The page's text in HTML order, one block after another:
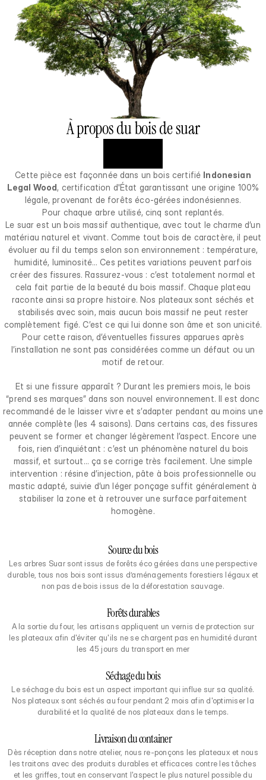
À propos du bois de suar
Cette pièce est façonnée dans un bois certifié Indonesian
Legal Wood, certification d'État garantissant une origine 100%
légale, provenant de forêts éco-gérées indonésiennes.
Pour chaque arbre utilisé, cinq sont replantés.
Le suar est un bois massif authentique, avec tout le charme d’un
matériau naturel et vivant. Comme tout bois de caractère, il peut
évoluer au fil du temps selon son environnement : température,
humidité, luminosité… Ces petites variations peuvent parfois
créer des fissures. Rassurez-vous : c’est totalement normal et
cela fait partie de la beauté du bois massif. Chaque plateau
raconte ainsi sa propre histoire. Nos plateaux sont séchés et
stabilisés avec soin, mais aucun bois massif ne peut rester
complètement figé. C’est ce qui lui donne son âme et son unicité.
Pour cette raison, d’éventuelles fissures apparues après
l’installation ne sont pas considérées comme un défaut ou un
motif de retour.
Et si une fissure apparaît ? Durant les premiers mois, le bois
“prend ses marques” dans son nouvel environnement. Il est donc
recommandé de le laisser vivre et s’adapter pendant au moins une
année complète (les 4 saisons). Dans certains cas, des fissures
peuvent se former et changer légèrement l’aspect. Encore une
fois, rien d’inquiétant : c’est un phénomène naturel du bois
massif, et surtout… ça se corrige très facilement. Une simple
intervention : résine d’injection, pâte à bois professionnelle ou
mastic adapté, suivie d’un léger ponçage suffit généralement à
stabiliser la zone et à retrouver une surface parfaitement
homogène.
Source du bois
Les arbres Suar sont issus de forêts éco gérées dans une perspective
durable, tous nos bois sont issus d’aménagements forestiers légaux et
non pas de bois issus de la déforestation sauvage.
Forêts durables
A la sortie du four, les artisans appliquent un vernis de protection sur
les plateaux afin d'éviter qu'ils ne se chargent pas en humidité durant
les 45 jours du transport en mer
Séchage du bois
Le séchage du bois est un aspect important qui influe sur sa qualité.
Nos plateaux sont séchés au four pendant 2 mois afin d'optimiser la
durabilité et la qualité de nos plateaux dans le temps.
Livraison du container
Dès réception dans notre atelier, nous re-ponçons les plateaux et nous
les traitons avec des produits durables et efficaces contre les tâches
et les griffes, tout en conservant l'aspect le plus naturel possible du